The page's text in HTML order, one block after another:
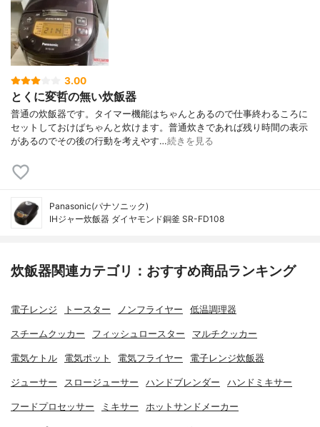
3.00
とくに変哲の無い炊飯器
普通の炊飯器です。タイマー機能はちゃんとあるので仕事終わるころに
セットしておけばちゃんと炊けます。普通炊きであれば残り時間の表示
があるのでその後の行動を考えやす…続きを見る
Panasonic(パナソニック)
IHジャー炊飯器 ダイヤモンド銅釜 SR-FD108
炊飯器関連カテゴリ：おすすめ商品ランキング
電子レンジ トースター ノンフライヤー 低温調理器
スチームクッカー フィッシュロースター マルチクッカー
電気ケトル 電気ポット 電気フライヤー 電子レンジ炊飯器
ジューサー スロージューサー ハンドブレンダー ハンドミキサー
フードプロセッサー ミキサー ホットサンドメーカー